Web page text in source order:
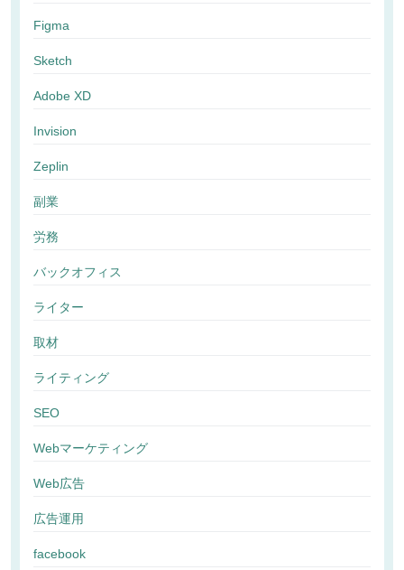
Figma
Sketch
Adobe XD
Invision
Zeplin
副業
労務
バックオフィス
ライター
取材
ライティング
SEO
Webマーケティング
Web広告
広告運用
facebook